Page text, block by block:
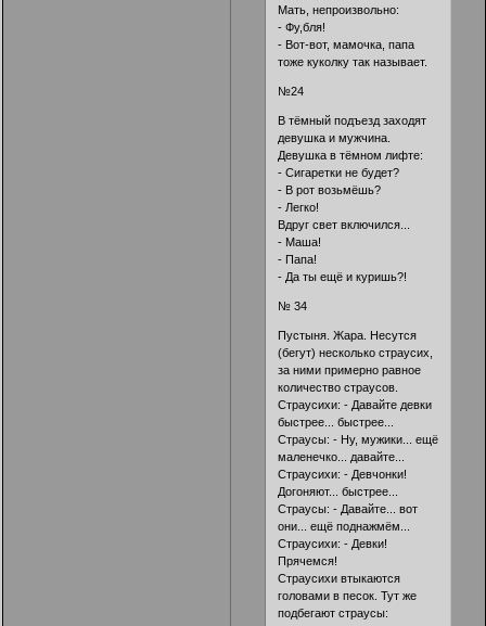
Мать, непроизвольно:
- Фу,бля!
- Вот-вот, мамочка, папа
тоже куколку так называет.
№24
В тёмный подъезд заходят
девушка и мужчина.
Девушка в тёмном лифте:
- Сигаретки не будет?
- В рот возьмёшь?
- Легко!
Вдруг свет включился...
- Маша!
- Папа!
- Да ты ещё и куришь?!
№ 34
Пустыня. Жара. Несутся
(бегут) несколько страусих,
за ними примерно равное
количество страусов.
Страусихи: - Давайте девки
быстрее... быстрее...
Страусы: - Ну, мужики... ещё
маленечко... давайте...
Страусихи: - Девчонки!
Догоняют... быстрее...
Страусы: - Давайте... вот
они... ещё поднажмём...
Страусихи: - Девки!
Прячемся!
Страусихи втыкаются
головами в песок. Тут же
подбегают страусы: